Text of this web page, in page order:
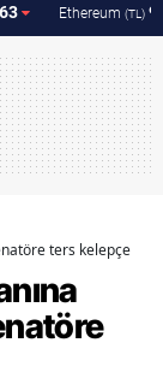
Ethereum (TL)
ters kelepçe